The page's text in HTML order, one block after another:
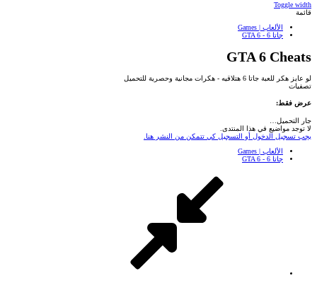
Toggle width
قائمة
الألعاب | Games
جاتا 6 - GTA 6
GTA 6 Cheats
لو عايز هكر للعبة جاتا 6 هتلاقيه - هكرات مجانية وحصرية للتحميل
تصفيات
عرض فقط:
جار التحميل…
لا توجد مواضيع في هذا المنتدى.
يجب تسجيل الدخول أو التسجيل كي تتمكن من النشر هنا.
الألعاب | Games
جاتا 6 - GTA 6